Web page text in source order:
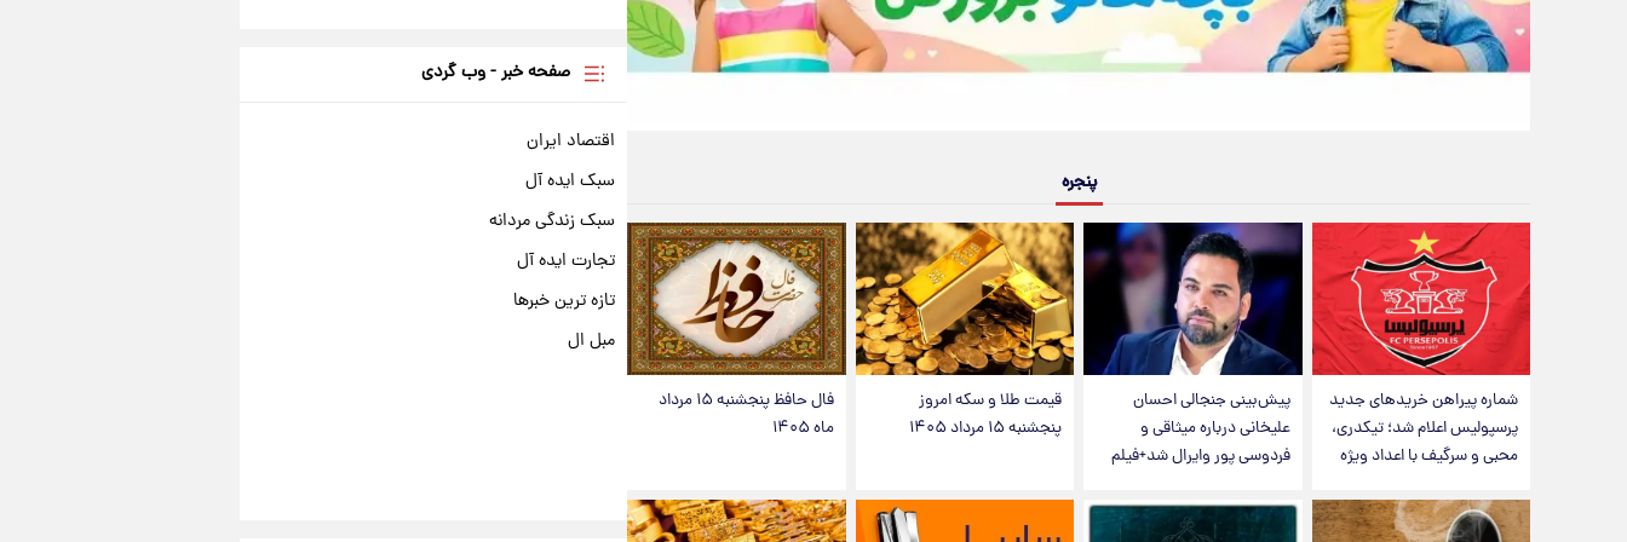
پنجره
شماره پیراهن خریدهای جدید
پرسپولیس اعلام شد؛ تیکدری،
محبی و سرگیف با اعداد ویژه
پیش‌بینی جنجالی احسان
علیخانی درباره میثاقی و
فردوسی پور وایرال شد+فیلم
قیمت طلا و سکه امروز
پنجشنبه ۱۵ مرداد ۱۴۰۵
فال حافظ پنجشنبه ۱۵ مرداد
ماه ۱۴۰۵
صفحه خبر - وب گردی
اقتصاد ایران
سبک ایده آل
سبک زندگی مردانه
تجارت ایده آل
تازه ترین خبرها
مبل ال